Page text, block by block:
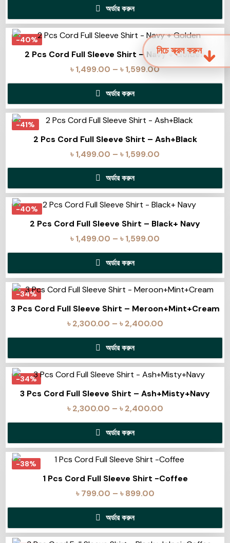
অর্ডার করুন
-40%
2 Pcs Cord Full Sleeve Shirt – Navy + Golden
৳1,499.00 – ৳1,599.00
অর্ডার করুন
-41%
2 Pcs Cord Full Sleeve Shirt – Ash+Black
৳1,499.00 – ৳1,599.00
অর্ডার করুন
-40%
2 Pcs Cord Full Sleeve Shirt – Black+ Navy
৳1,499.00 – ৳1,599.00
অর্ডার করুন
-34%
3 Pcs Cord Full Sleeve Shirt – Meroon+Mint+Cream
৳2,300.00 – ৳2,400.00
অর্ডার করুন
-34%
3 Pcs Cord Full Sleeve Shirt – Ash+Misty+Navy
৳2,300.00 – ৳2,400.00
অর্ডার করুন
-38%
1 Pcs Cord Full Sleeve Shirt -Coffee
৳799.00 – ৳899.00
অর্ডার করুন
নিচে স্ক্রল করুন